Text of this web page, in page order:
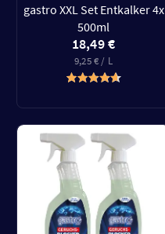
gastro XXL Set Entkalker 4x
500ml
18,49 €
9,25 € / L